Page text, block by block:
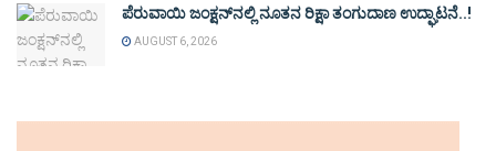
ಪೆರುವಾಯಿ ಜಂಕ್ಷನ್‌ನಲ್ಲಿ ನೂತನ ರಿಕ್ಷಾ ತಂಗುದಾಣ ಉದ್ಘಾಟನೆ..!
AUGUST 6, 2026